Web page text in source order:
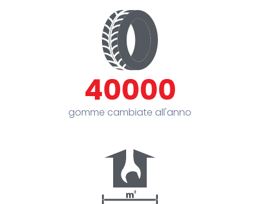
40000
gomme cambiate all'anno